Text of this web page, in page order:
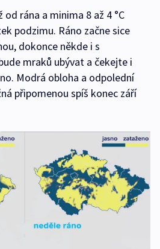
rána a minima 8 až 4 °C
podzimu. Ráno začne sice
dokonce někde i s
mraků ubývat a čekejte i
Modrá obloha a odpolední
připomenou spíš konec září